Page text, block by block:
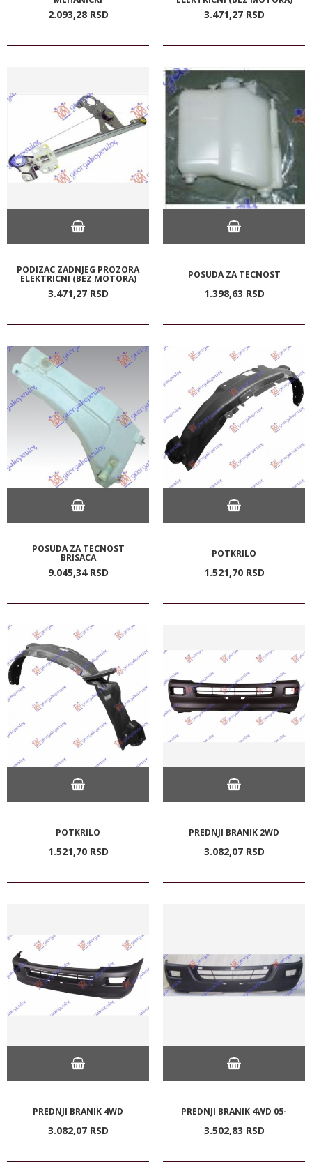
2.093,28 RSD 3.471,27 RSD
PODIZAC ZADNJEG PROZORA
ELEKTRICNI (BEZ MOTORA)
3.471,27 RSD
POSUDA ZA TECNOST
1.398,63 RSD
POSUDA ZA TECNOST
BRISACA
9.045,34 RSD
POTKRILO
1.521,70 RSD
POTKRILO
1.521,70 RSD
PREDNJI BRANIK 2WD
3.082,07 RSD
PREDNJI BRANIK 4WD
3.082,07 RSD
PREDNJI BRANIK 4WD 05-
3.502,83 RSD